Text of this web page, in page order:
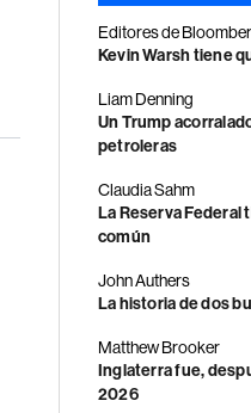
Editores de
Kevin Warsh tiene
Liam Denning
Un Trump
petroleras
Claudia Sahm
La Reserva Federal
común
John Authers
La historia de dos
Matthew Brooker
Inglaterra fue,
2026